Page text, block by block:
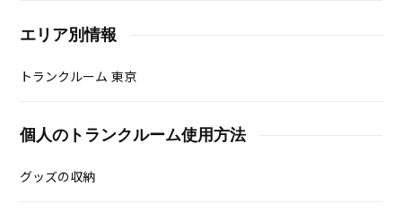
エリア別情報
トランクルーム 東京
個人のトランクルーム使用方法
グッズの収納